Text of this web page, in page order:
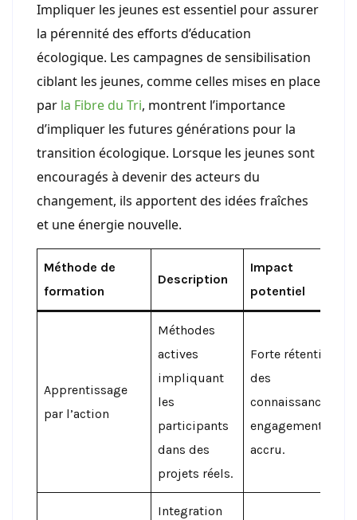
Impliquer les jeunes est essentiel pour assurer
la pérennité des efforts d’éducation
écologique. Les campagnes de sensibilisation
ciblant les jeunes, comme celles mises en place
par la Fibre du Tri, montrent l’importance
d’impliquer les futures générations pour la
transition écologique. Lorsque les jeunes sont
encouragés à devenir des acteurs du
changement, ils apportent des idées fraîches
et une énergie nouvelle.
Méthode de
formation
Description
Impact
potentiel
Apprentissage
par l’action
Méthodes
actives
impliquant
les
participants
dans des
projets réels.
Forte rétention
des
connaissances,
engagement
accru.
Integration